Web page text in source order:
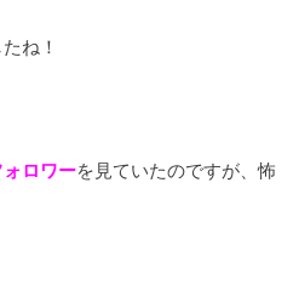
ね！
ロワーを見ていたのですが、怖